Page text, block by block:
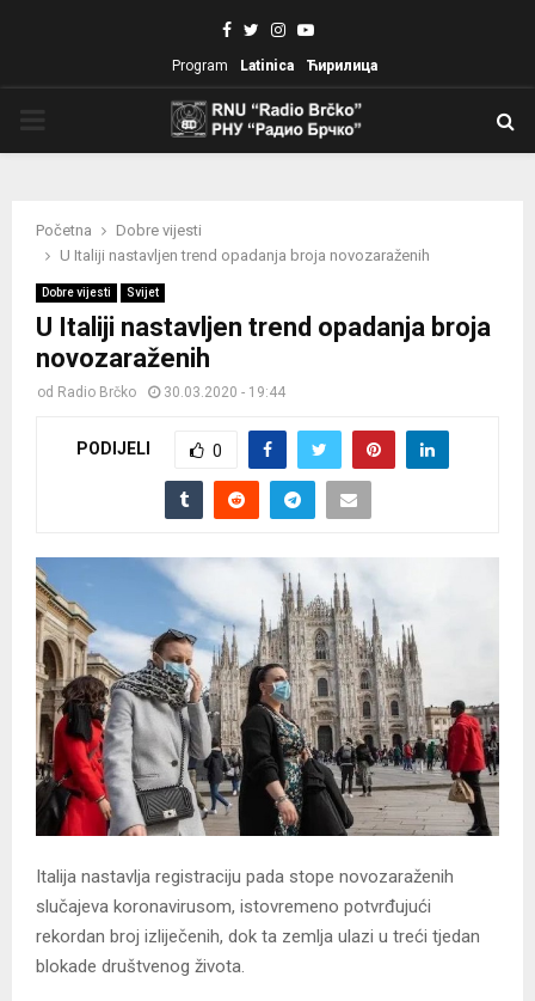
Facebook
TwitterInstagram
Youtube
Program Latinica Ћирилица
Početna
Dobre vijesti
U Italiji nastavljen trend opadanja broja novozaraženih
Dobre vijesti Svijet
U Italiji nastavljen trend opadanja broja
novozaraženih
od Radio Brčko 30.03.2020 - 19:44
PODIJELI 0
Italija nastavlja registraciju pada stope novozaraženih
slučajeva koronavirusom, istovremeno potvrđujući
rekordan broj izliječenih, dok ta zemlja ulazi u treći tjedan
blokade društvenog života.